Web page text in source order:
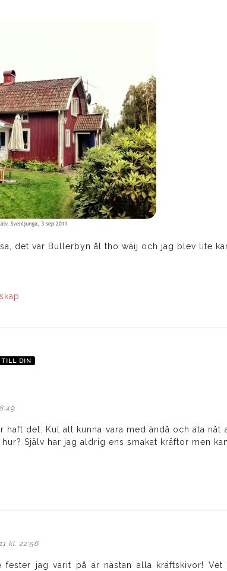
det var Bullerbyn ål thö wäij och jag blev lite
TILL DIN
haft det. Kul att kunna vara med ändå och äta
Själv har jag aldrig ens smakat kräftor men
kl. 22:56
fester jag varit på är nästan alla kräftskivor!